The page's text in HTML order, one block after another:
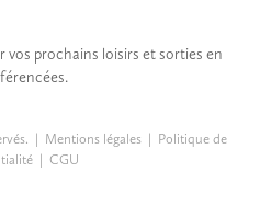
vos prochains loisirs et sorties en
| Mentions légales| Politique de
| CGU